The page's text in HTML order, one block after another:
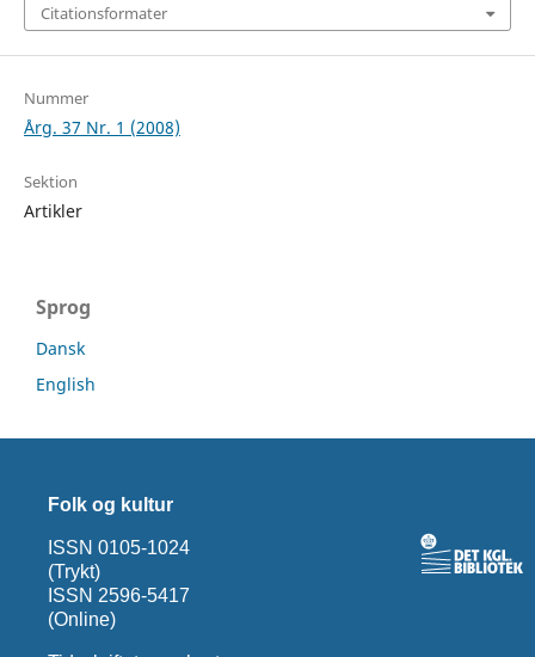
Citationsformater
Nummer
Årg. 37 Nr. 1 (2008)
Sektion
Artikler
Sprog
Dansk
English
Folk og kultur
ISSN 0105-1024
(Trykt)
ISSN 2596-5417
(Online)